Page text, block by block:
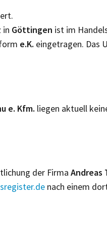
in Göttingen ist im
e.K. eingetragen. Das
e. Kfm. liegen aktuell
der Firma Andreas
nach einem